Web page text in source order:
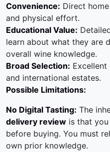
Convenience: Direct
and physical effort.
Educational Value:
learn about what they are
overall wine knowledge.
Broad Selection:
and international estates.
Possible Limitations:
No Digital Tasting: The
delivery review is that
before buying. You must
own prior knowledge.